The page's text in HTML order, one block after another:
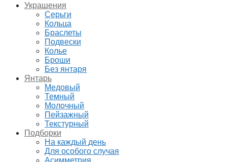
Украшения
Серьги
Кольца
Браслеты
Подвески
Колье
Броши
Без янтаря
Янтарь
Медовый
Темный
Молочный
Пейзажный
Текстурный
Подборки
На каждый день
Для особого случая
Асимметрия